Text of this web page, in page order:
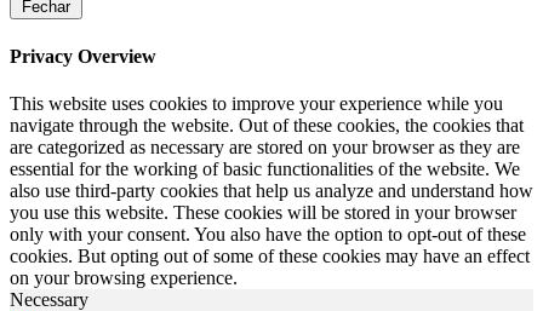
Fechar
Privacy Overview
This website uses cookies to improve your experience while you
navigate through the website. Out of these cookies, the cookies that
are categorized as necessary are stored on your browser as they are
essential for the working of basic functionalities of the website. We
also use third-party cookies that help us analyze and understand how
you use this website. These cookies will be stored in your browser
only with your consent. You also have the option to opt-out of these
cookies. But opting out of some of these cookies may have an effect
on your browsing experience.
Necessary